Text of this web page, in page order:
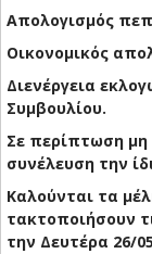
Απολογισμός
Οικονομικός
Διενέργεια
Συμβουλίου.
Σε περίπτωση
συνέλευση την
Καλούνται τα
τακτοποιήσουν
την Δευτέρα 26/